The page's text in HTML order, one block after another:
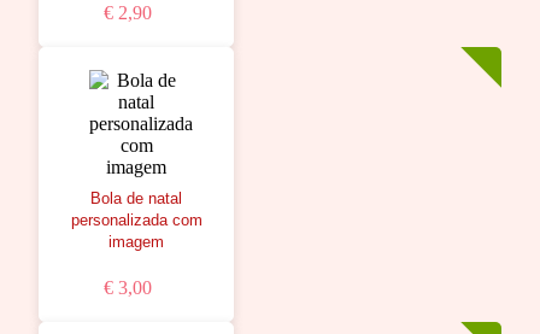
€ 2,90
Bola de natal
personalizada com
imagem
€ 3,00